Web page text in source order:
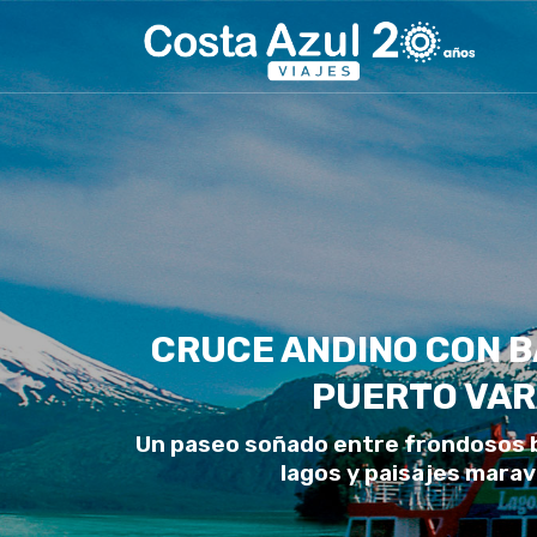
CRUCE ANDINO CON
PUERTO
Un paseo soñado entre frondosos
lagos y paisajes